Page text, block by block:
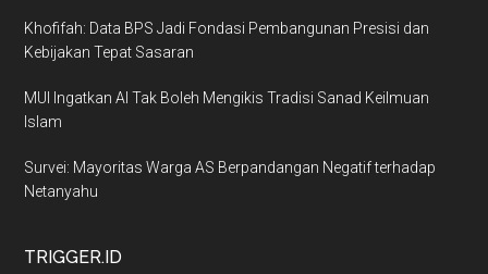
Khofifah: Data BPS Jadi Fondasi Pembangunan Presisi dan
Kebijakan Tepat Sasaran
MUI Ingatkan AI Tak Boleh Mengikis Tradisi Sanad Keilmuan
Islam
Survei: Mayoritas Warga AS Berpandangan Negatif terhadap
Netanyahu
TRIGGER.ID